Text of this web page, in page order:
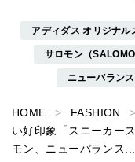
アディダス オリジナ
サロモン（
ニューバラン
HOME FASHION
い好印象「スニーカー
モン、ニューバランス